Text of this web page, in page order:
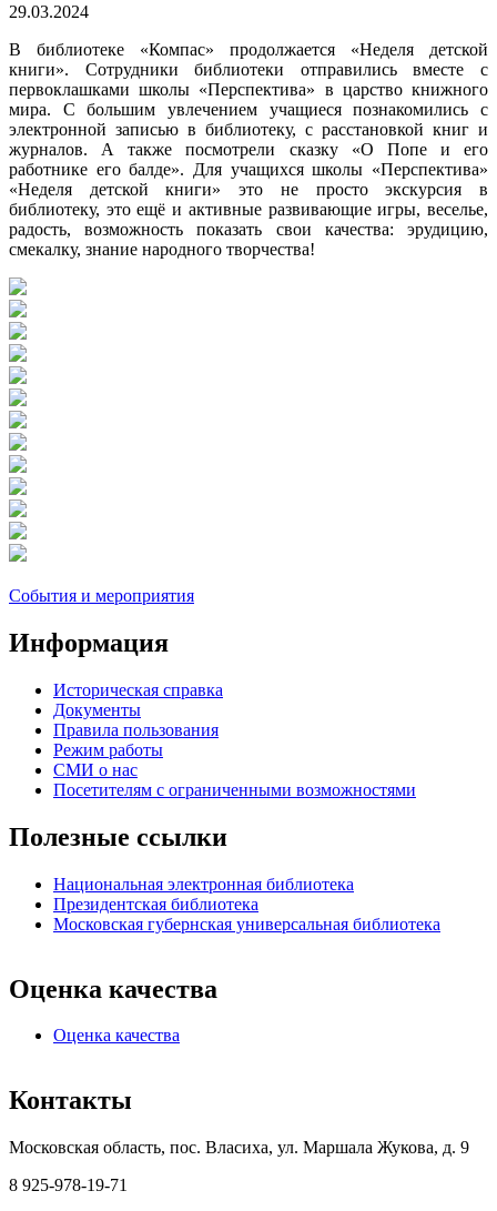
29.03.2024
В библиотеке «Компас» продолжается «Неделя детской
книги». Сотрудники библиотеки отправились вместе с
первоклашками школы «Перспектива» в царство книжного
мира. С большим увлечением учащиеся познакомились с
электронной записью в библиотеку, с расстановкой книг и
журналов. А также посмотрели сказку «О Попе и его
работнике его балде». Для учащихся школы «Перспектива»
«Неделя детской книги» это не просто экскурсия в
библиотеку, это ещё и активные развивающие игры, веселье,
радость, возможность показать свои качества: эрудицию,
смекалку, знание народного творчества!
События и мероприятия
Информация
Историческая справка
Документы
Правила пользования
Режим работы
СМИ о нас
Посетителям с ограниченными возможностями
Полезные ссылки
Национальная электронная библиотека
Президентская библиотека
Московская губернская универсальная библиотека
Оценка качества
Оценка качества
Контакты
Московская область, пос. Власиха, ул. Маршала Жукова, д. 9
8 925-978-19-71